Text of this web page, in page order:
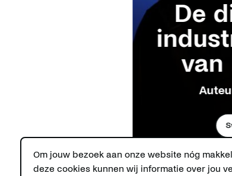
De
van
Om jouw bezoek aan onze website nóg
deze cookies kunnen wij informatie over jou